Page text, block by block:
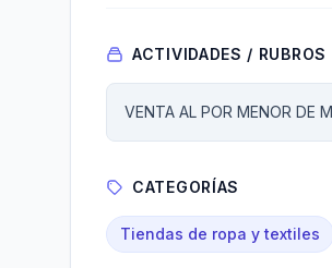
ACTIVIDADES / RUBROS
VENTA AL POR MENOR DE
CATEGORÍAS
Tiendas de ropa y textiles